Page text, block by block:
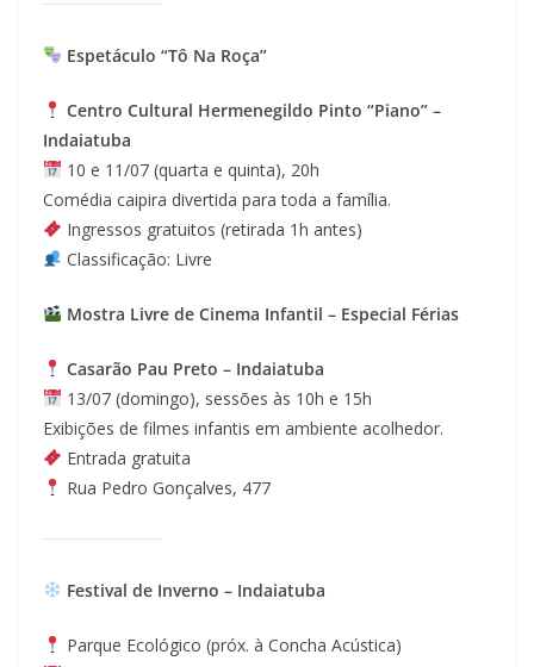
Espetáculo “Tô Na Roça”
Centro Cultural Hermenegildo Pinto “Piano” –
Indaiatuba
10 e 11/07 (quarta e quinta), 20h
Comédia caipira divertida para toda a família.
Ingressos gratuitos (retirada 1h antes)
Classificação: Livre
Mostra Livre de Cinema Infantil – Especial Férias
Casarão Pau Preto – Indaiatuba
13/07 (domingo), sessões às 10h e 15h
Exibições de filmes infantis em ambiente acolhedor.
Entrada gratuita
Rua Pedro Gonçalves, 477
Festival de Inverno – Indaiatuba
Parque Ecológico (próx. à Concha Acústica)